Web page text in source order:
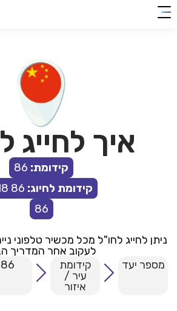
click
here
איך לחייג
קידומת: 86
קידומת לחיוג: 86 018
86
ניתן לחייג לחו"ל מכל מכשיר טלפוני
לעקוב אחר המדריך
מספר יעד
קידומת
עיר /
איזור
86